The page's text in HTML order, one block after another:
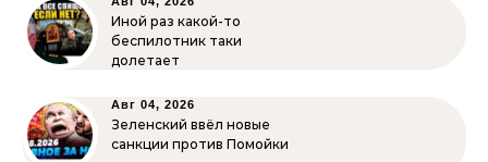
Иной раз какой-то
беспилотник таки
долетает
Авг 04, 2026
Зеленский ввёл новые
санкции против Помойки